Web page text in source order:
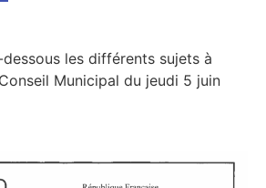
les différents sujets à
Municipal du jeudi 5 juin